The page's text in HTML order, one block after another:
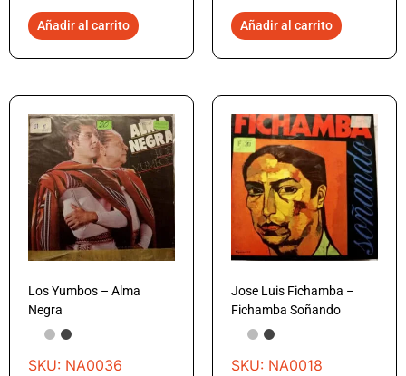
Añadir al carrito Añadir al carrito
Los Yumbos – Alma
Negra
SKU: NA0036
Jose Luis Fichamba –
Fichamba Soñando
SKU: NA0018